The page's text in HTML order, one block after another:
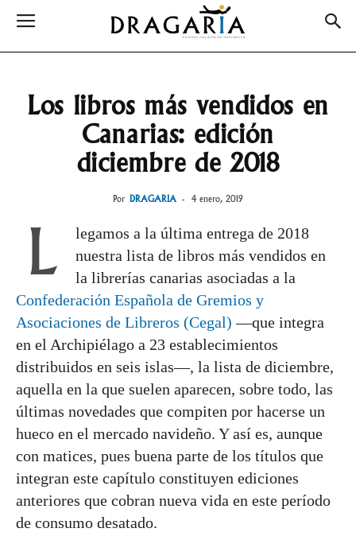
Los libros más vendidos en
Canarias: edición
diciembre de 2018
Por DRAGARIA - 4 enero, 2019
L
legamos a la última entrega de 2018
nuestra lista de libros más vendidos en
la librerías canarias asociadas a la
Confederación Española de Gremios y
Asociaciones de Libreros (Cegal) —que integra
en el Archipiélago a 23 establecimientos
distribuidos en seis islas—, la lista de diciembre,
aquella en la que suelen aparecen, sobre todo, las
últimas novedades que compiten por hacerse un
hueco en el mercado navideño. Y así es, aunque
con matices, pues buena parte de los títulos que
integran este capítulo constituyen ediciones
anteriores que cobran nueva vida en este período
de consumo desatado.